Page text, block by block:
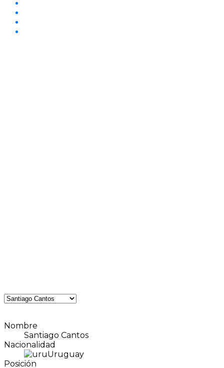
Nombre
Santiago Cantos
Nacionalidad
Uruguay
Posición